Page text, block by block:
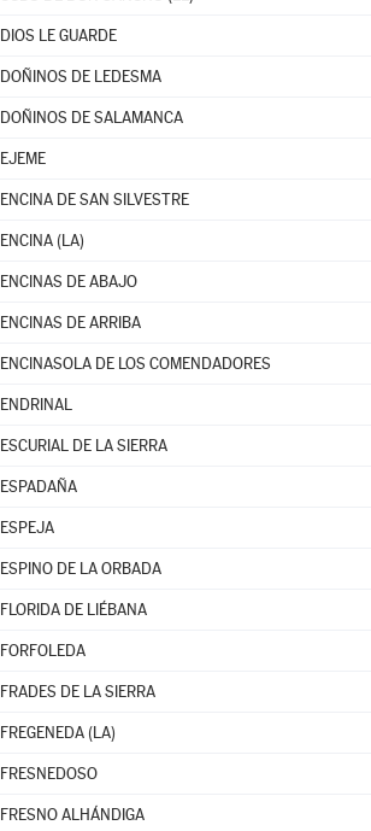
DIOS LE GUARDE
DOÑINOS DE LEDESMA
DOÑINOS DE SALAMANCA
EJEME
ENCINA DE SAN SILVESTRE
ENCINA (LA)
ENCINAS DE ABAJO
ENCINAS DE ARRIBA
ENCINASOLA DE LOS COMENDADORES
ENDRINAL
ESCURIAL DE LA SIERRA
ESPADAÑA
ESPEJA
ESPINO DE LA ORBADA
FLORIDA DE LIÉBANA
FORFOLEDA
FRADES DE LA SIERRA
FREGENEDA (LA)
FRESNEDOSO
FRESNO ALHÁNDIGA